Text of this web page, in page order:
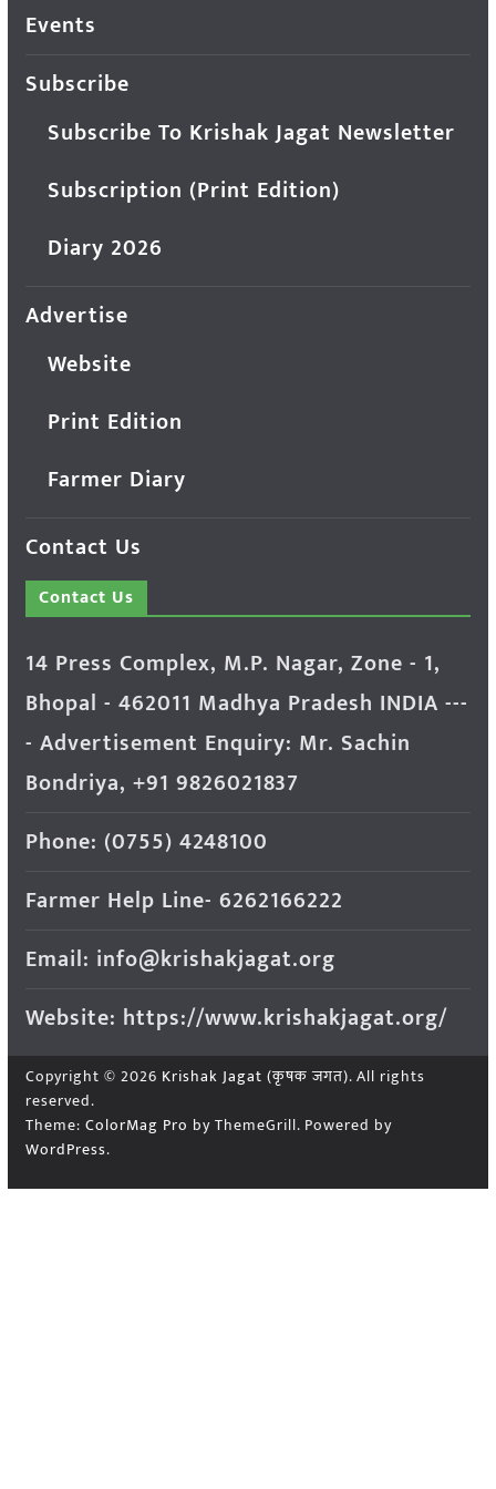
Events
Subscribe
Subscribe To Krishak Jagat Newsletter
Subscription (Print Edition)
Diary 2026
Advertise
Website
Print Edition
Farmer Diary
Contact Us
Contact Us
14 Press Complex, M.P. Nagar, Zone - 1,
Bhopal - 462011 Madhya Pradesh INDIA ---
- Advertisement Enquiry: Mr. Sachin
Bondriya, +91 9826021837
Phone: (0755) 4248100
Farmer Help Line- 6262166222
Email: info@krishakjagat.org
Website: https://www.krishakjagat.org/
Copyright © 2026 Krishak Jagat (कृषक जगत). All rights
reserved.
Theme: ColorMag Pro by ThemeGrill. Powered by
WordPress.